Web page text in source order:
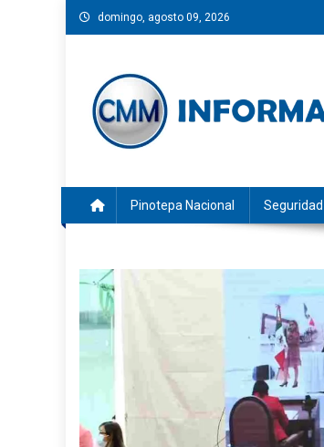
Saltar
al
domingo, agosto 09, 2026
Pinotepa Nacional Seguridad